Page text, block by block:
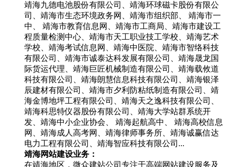
靖海九德电池股份有限公司、靖海环球磁卡股份有限公
司、靖海市生态环境政务网、靖海市组织部、 靖海市一
中、 靖海市教育信息网、靖海市工商局、靖海市建设工
程质量检测中心、靖海市天工职业技工学校、靖海艺术
学校、靖海考试信息网、靖海中医院、靖海市智络科技
有限公司、靖海市诚泰达科发展有限公司、靖海晟龙国
际货运代理、靖海巨匠机械制造有限公司、靖海载攸道
科技有限公司、靖海朗慧信息科技有限公司、靖海银泽
辰建材有限公司、靖海市夕利防粘纸制造有限公司、靖
海金博地坪工程有限公司、靖海天之逸科技有限公司、
靖海科思特仪器股份有限公司、靖海大学站群系统开
发、靖海中小企业协会、 靖海起航高中、 靖海高校信息
网、靖海成人高考网、靖海律师事务所、靖海诚赢信达
电力工程有限公司、靖海智应科技有限公司...
靖海网站建设业务：
在靖海地区，微众建站公司专注于高端网站建设服务及